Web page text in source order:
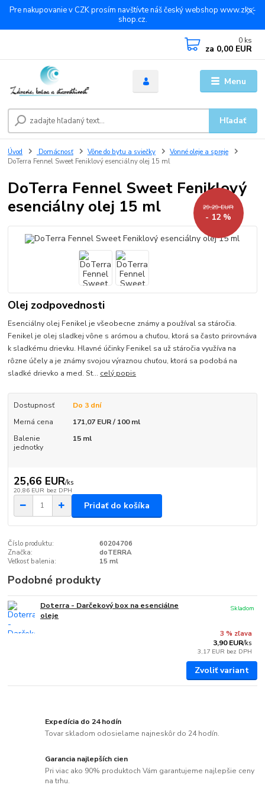
Pre nakupovanie v CZK prosím navštívte náš český webshop www.zks-
shop.cz.
Menu
Hľadať
0 ks
za 0,00 EUR
Úvod Domácnosť Vône do bytu a sviečky
Vonné oleje a spreje
DoTerra Fennel Sweet Feniklový esenciálny olej 15 ml
DoTerra Fennel Sweet Feniklový
esenciálny olej 15 ml
29,29 EUR
- 12 %
Olej zodpovednosti
Esenciálny olej Fenikel je všeobecne známy a používal sa stáročia.
Fenikel je olej sladkej vône s arómou a chuťou, ktorá sa často prirovnáva
k sladkému drievku. Hlavné účinky Fenikel sa už stáročia využíva na
rôzne účely a je známy svojou výraznou chuťou, ktorá sa podobá na
sladké drievko a med. St... celý popis
Dostupnosť
Do 3 dní
Merná cena
171,07 EUR / 100 ml
Balenie
jednotky
15 ml
25,66 EUR/ks
20,86 EUR bez DPH
Pridať do košíka
Číslo produktu:
60204706
Značka:
doTERRA
Veľkosť balenia:
15 ml
Podobné produkty
Doterra - Darčekový box na esenciálne
oleje
3 % zľava
3,90 EUR/ks
3,17 EUR bez DPH
Skladom
Zvoliť variant
Expedícia do 24 hodín
Tovar skladom odosielame najneskôr do 24 hodín.
Garancia najlepších cien
Pri viac ako 90% produktoch Vám garantujeme najlepšie ceny
na trhu.